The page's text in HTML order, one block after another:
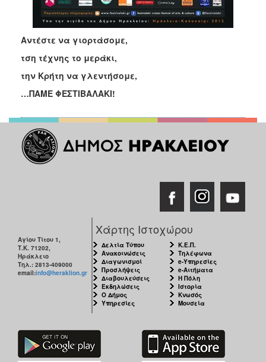
Αντέστε να γιορτάσομε,
τση τέχνης το μεράκι,
την Κρήτη να γλεντήσομε,
…ΠΑΜΕ ΦΕΣΤΙΒΑΛΑΚΙ!
Αγίου Τίτου 1,
Τ.Κ. 71202,
Ηράκλειο
Τηλ.: 2813-409000
email:info@heraklion.gr
Χάρτης Ιστοχώρου
Δελτία Τύπου
Ανακοινώσεις
Διαγωνισμοί
Προσλήψεις
Διαβουλεύσεις
Εκδηλώσεις
Ο Δήμος
Υπηρεσίες
Κ.Ε.Π.
Τηλέφωνα
e-Υπηρεσίες
e-Αιτήματα
Η Πόλη
Ιστορία
Κνωσός
Μουσεία